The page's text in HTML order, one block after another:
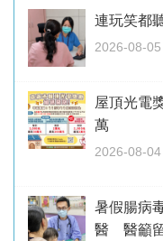
連玩笑都
2026-08-
屋頂光電
萬
2026-08-
暑假腸病
醫 醫籲